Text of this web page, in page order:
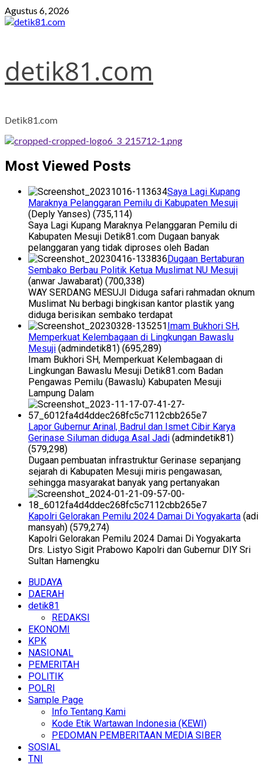
Skip
to
Agustus 6, 2026
detik81.com
Detik81.com
Most Viewed Posts
Saya Lagi Kupang
Maraknya Pelanggaran Pemilu di Kabupaten Mesuji
(Deply Yanses) (735,114)
Saya Lagi Kupang Maraknya Pelanggaran Pemilu di
Kabupaten Mesuji Detik81.com Dugaan banyak
pelanggaran yang tidak diproses oleh Badan
Dugaan Bertaburan
Sembako Berbau Politik Ketua Muslimat NU Mesuji
(anwar Jawabarat) (700,338)
WAY SERDANG MESUJI Diduga safari rahmadan oknum
Muslimat Nu berbagi bingkisan kantor plastik yang
diduga berisikan sembako terdapat
Imam Bukhori SH,
Memperkuat Kelembagaan di Lingkungan Bawaslu
Mesuji (admindetik81) (695,289)
Imam Bukhori SH, Memperkuat Kelembagaan di
Lingkungan Bawaslu Mesuji Detik81.com Badan
Pengawas Pemilu (Bawaslu) Kabupaten Mesuji
Lampung Dalam
Lapor Gubernur Arinal, Badrul dan Ismet Cibir Karya
Gerinase Siluman diduga Asal Jadi (admindetik81)
(579,298)
Dugaan pembuatan infrastruktur Gerinase sepanjang
sejarah di Kabupaten Mesuji miris pengawasan,
sehingga masyarakat banyak yang pertanyakan
Kapolri Gelorakan Pemilu 2024 Damai Di Yogyakarta (adi
mansyah) (579,274)
Kapolri Gelorakan Pemilu 2024 Damai Di Yogyakarta
Drs. Listyo Sigit Prabowo Kapolri dan Gubernur DIY Sri
Sultan Hamengku
Primary
Menu
BUDAYA
DAERAH
detik81
REDAKSI
EKONOMI
KPK
NASIONAL
PEMERITAH
POLITIK
POLRI
Sample Page
Info Tentang Kami
Kode Etik Wartawan Indonesia (KEWI)
PEDOMAN PEMBERITAAN MEDIA SIBER
SOSIAL
TNI